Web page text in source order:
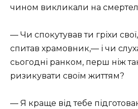
чином викликали на
— Чи спокутував ти гріхи
спитав храмовник,— і чи
сьогодні ранком, перш ніж
ризикувати своїм життям?
— Я краще від тебе